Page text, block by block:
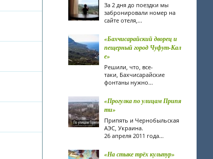
За 2 дня до поездки мы
забронировали номер на
сайте отеля,...
«Бахчисарайский дворец и
пещерный город Чуфут-Кал
е»
Решили, что, все-
таки, Бахчисарайские
фонтаны нужно...
«Прогулка по улицам Припя
ти»
Припять и Чернобыльская
АЭС, Украина.
26 апреля 2011 года...
«На стыке трёх культур»